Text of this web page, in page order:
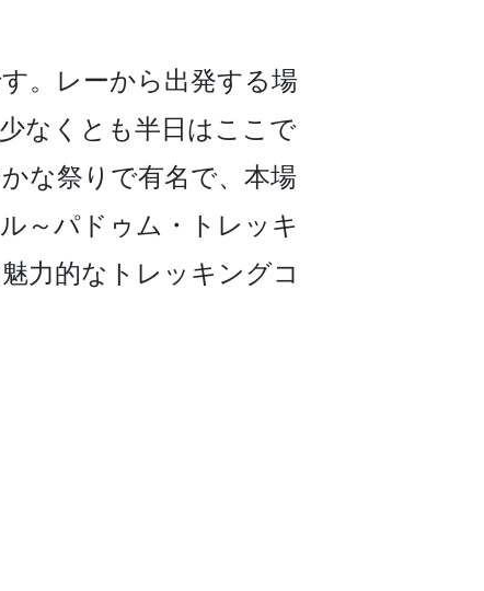
。レーから出発­する場
なくとも半日はここで
な祭りで有名で、本場
～パドゥム・ト­レッキ
力的なトレッキングコ